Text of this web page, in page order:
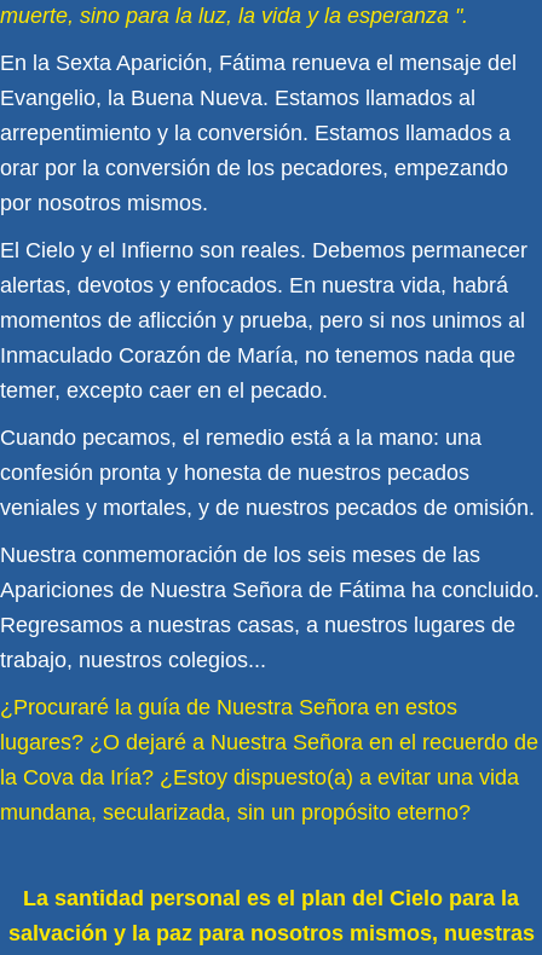
muerte, sino para la luz, la vida y la esperanza ".
En la Sexta Aparición, Fátima renueva el mensaje del
Evangelio, la Buena Nueva. Estamos llamados al
arrepentimiento y la conversión. Estamos llamados a
orar por la conversión de los pecadores, empezando
por nosotros mismos.
El Cielo y el Infierno son reales. Debemos permanecer
alertas, devotos y enfocados. En nuestra vida, habrá
momentos de aflicción y prueba, pero si nos unimos al
Inmaculado Corazón de María, no tenemos nada que
temer, excepto caer en el pecado.
Cuando pecamos, el remedio está a la mano: una
confesión pronta y honesta de nuestros pecados
veniales y mortales, y de nuestros pecados de omisión.
Nuestra conmemoración de los seis meses de las
Apariciones de Nuestra Señora de Fátima ha concluido.
Regresamos a nuestras casas, a nuestros lugares de
trabajo, nuestros colegios...
¿Procuraré la guía de Nuestra Señora en estos
lugares? ¿O dejaré a Nuestra Señora en el recuerdo de
la Cova da Iría? ¿Estoy dispuesto(a) a evitar una vida
mundana, secularizada, sin un propósito eterno?
La santidad personal es el plan del Cielo para la
salvación y la paz para nosotros mismos, nuestras